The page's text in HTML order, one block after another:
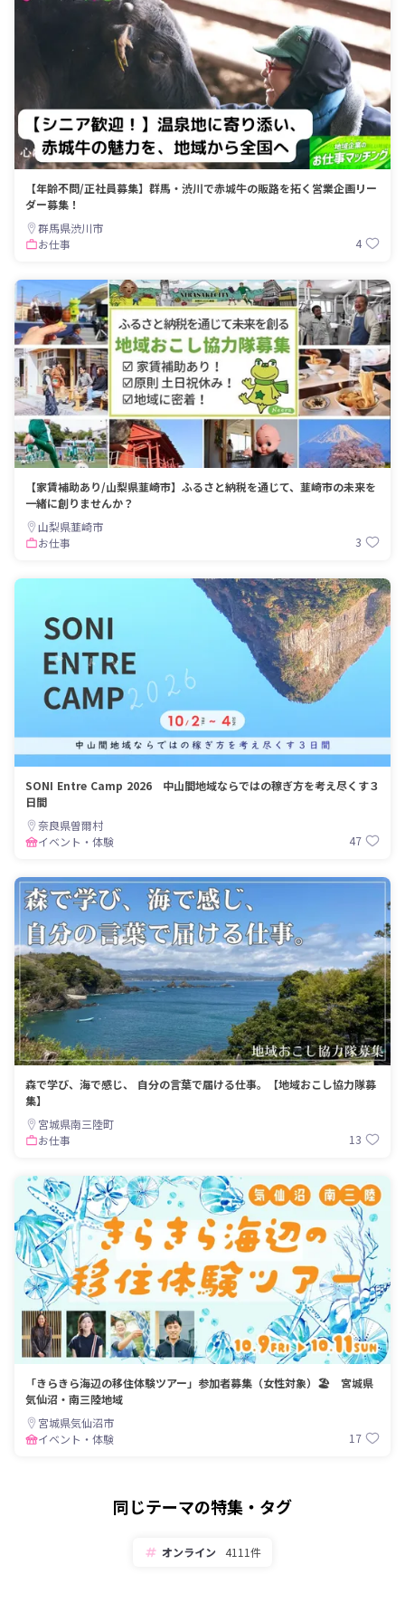
【年齢不問/正社員募集】群馬・渋川で赤城牛の販路を拓く営業企画リー
ダー募集！
群馬県渋川市
お仕事
4
【家賃補助あり/山梨県韮崎市】ふるさと納税を通じて、韮崎市の未来を
一緒に創りませんか？
山梨県韮崎市
お仕事
3
SONI Entre Camp 2026 中山間地域ならではの稼ぎ方を考え尽くす３
日間
奈良県曽爾村
イベント・体験
47
森で学び、海で感じ、 自分の言葉で届ける仕事。【地域おこし協力隊募
集】
宮城県南三陸町
お仕事
13
「きらきら海辺の移住体験ツアー」参加者募集（女性対象）🏖️ 宮城県
気仙沼・南三陸地域
宮城県気仙沼市
イベント・体験
17
同じテーマの特集・タグ
オンライン 4111件